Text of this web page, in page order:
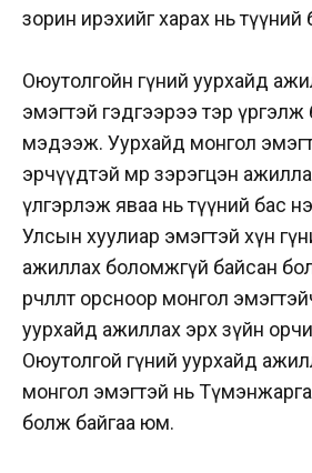
зорин ирэхийг харах нь түүний
Оюутолгойн гүний уурхайд
эмэгтэй гэдгээрээ тэр үргэлж
мэдээж. Уурхайд монгол
эрчүүдтэй мөр зэрэгцэн
үлгэрлэж яваа нь түүний бас
Улсын хуулиар эмэгтэй хүн
ажиллах боломжгүй байсан
өөрчлөлт орсноор монгол
уурхайд ажиллах эрх зүйн
Оюутолгой гүний уурхайд
монгол эмэгтэй нь
болж байгаа юм.